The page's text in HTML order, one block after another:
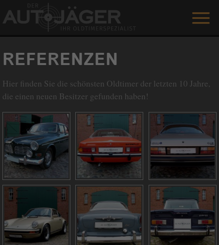
ANGEBOTE
REFERENZEN
DER AUTOJÄGER
GÄSTEBUCH
KONTAKT
ENGLISH
0 1515 / 466 66 80
info@derautojaeger.de
REFERENZEN
Hier finden Sie die schönsten Oldtimer der letzten 10 Jahre,
die einen neuen Besitzer gefunden haben!